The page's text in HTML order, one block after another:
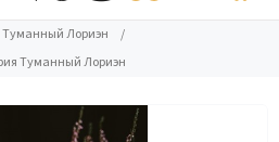
Туманный Лориэн
/
Туманный Лориэн